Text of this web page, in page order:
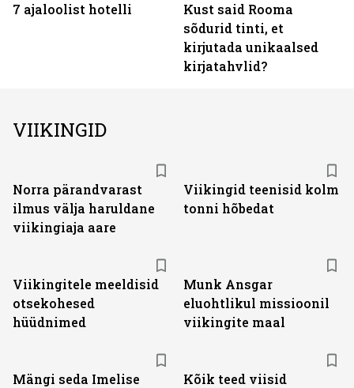
7 ajaloolist hotelli
Kust said Rooma
sõdurid tinti, et
kirjutada unikaalsed
kirjatahvlid?
VIIKINGID
Norra pärandvarast
ilmus välja haruldane
viikingiaja aare
Viikingid teenisid kolm
tonni hõbedat
Viikingitele meeldisid
otsekohesed
hüüdnimed
Munk Ansgar
eluohtlikul missioonil
viikingite maal
Mängi seda Imelise
Kõik teed viisid